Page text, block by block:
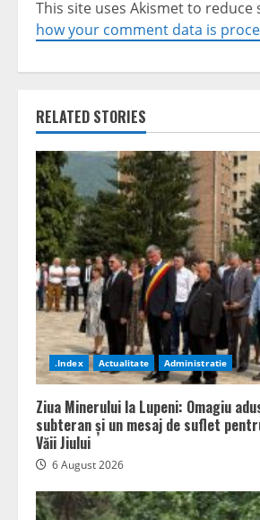
This site uses Akismet to reduce
how your comment data is
RELATED STORIES
.Index Actualitate Administratie
Ziua Minerului la Lupeni: Omagiu
subteran și un mesaj de suflet
Văii Jiului
6 August 2026